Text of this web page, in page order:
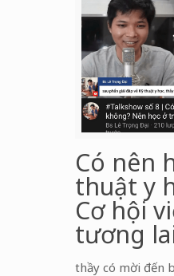
Có nên
thuật y
Cơ hội
tương
thầy có mời đến